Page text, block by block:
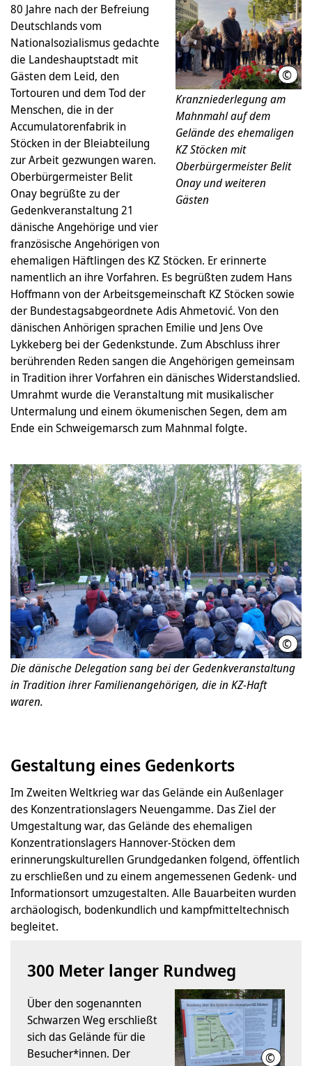
© LHH
Kranzniederlegung am
Mahnmahl auf dem
Gelände des ehemaligen
KZ Stöcken mit
Oberbürgermeister Belit
Onay und weiteren
Gästen
80 Jahre nach der Befreiung
Deutschlands vom
Nationalsozialismus gedachte
die Landeshauptstadt mit
Gästen dem Leid, den
Tortouren und dem Tod der
Menschen, die in der
Accumulatorenfabrik in
Stöcken in der Bleiabteilung
zur Arbeit gezwungen waren.
Oberbürgermeister Belit
Onay begrüßte zu der
Gedenkveranstaltung 21
dänische Angehörige und vier
französische Angehörigen von
ehemaligen Häftlingen des KZ Stöcken. Er erinnerte
namentlich an ihre Vorfahren. Es begrüßten zudem Hans
Hoffmann von der Arbeitsgemeinschaft KZ Stöcken sowie
der Bundestagsabgeordnete Adis Ahmetović. Von den
dänischen Anhörigen sprachen Emilie und Jens Ove
Lykkeberg bei der Gedenkstunde. Zum Abschluss ihrer
berührenden Reden sangen die Angehörigen gemeinsam
in Tradition ihrer Vorfahren ein dänisches Widerstandslied.
Umrahmt wurde die Veranstaltung mit musikalischer
Untermalung und einem ökumenischen Segen, dem am
Ende ein Schweigemarsch zum Mahnmal folgte.
© LHH
Die dänische Delegation sang bei der Gedenkveranstaltung
in Tradition ihrer Familienangehörigen, die in KZ-Haft
waren.
Gestaltung eines Gedenkorts
Im Zweiten Weltkrieg war das Gelände ein Außenlager
des Konzentrationslagers Neuengamme. Das Ziel der
Umgestaltung war, das Gelände des ehemaligen
Konzentrationslagers Hannover-Stöcken dem
erinnerungskulturellen Grundgedanken folgend, öffentlich
zu erschließen und zu einem angemessenen Gedenk- und
Informationsort umzugestalten. Alle Bauarbeiten wurden
archäologisch, bodenkundlich und kampfmitteltechnisch
begleitet.
300 Meter langer Rundweg
© LHH
Über den sogenannten
Schwarzen Weg erschließt
sich das Gelände für die
Besucher*innen. Der